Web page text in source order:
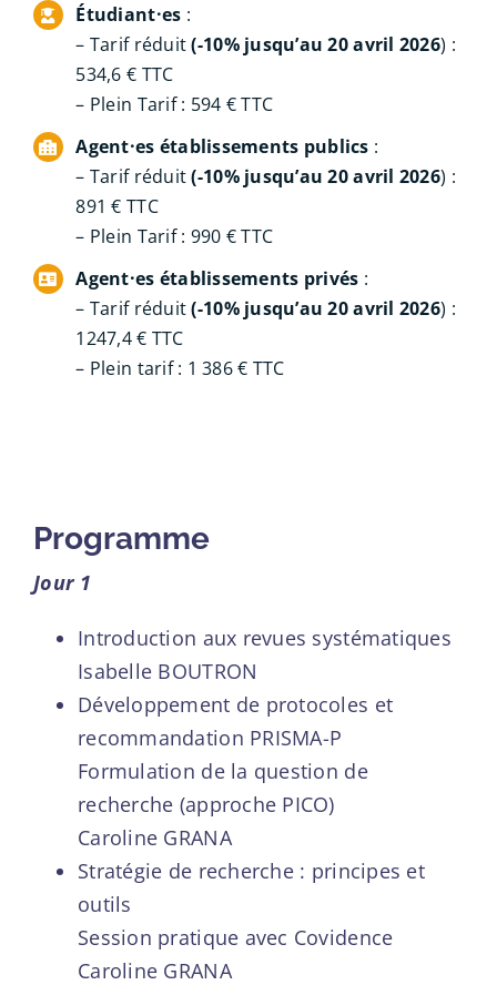
Étudiant·es :
– Tarif réduit(-10% jusqu’au 20 avril 2026) :
534,6 € TTC
– Plein Tarif : 594 € TTC
Agent·es établissements publics :
– Tarif réduit(-10% jusqu’au 20 avril 2026) :
891 € TTC
– Plein Tarif : 990 € TTC
Agent·es établissements privés :
– Tarif réduit(-10% jusqu’au 20 avril 2026) :
1247,4 € TTC
– Plein tarif : 1 386 € TTC
Programme
Jour 1
Introduction aux revues systématiques
Isabelle BOUTRON
Développement de protocoles et
recommandation PRISMA-P
Formulation de la question de
recherche (approche PICO)
Caroline GRANA
Stratégie de recherche : principes et
outils
Session pratique avec Covidence
Caroline GRANA